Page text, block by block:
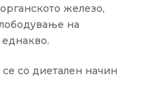
железо,
на
со диетален начин